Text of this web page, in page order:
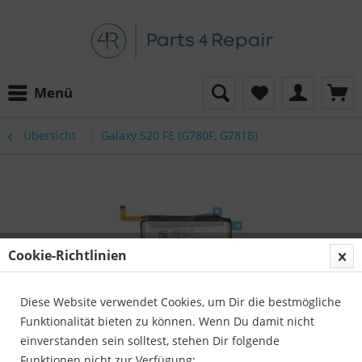
Menü
Übersicht Galaxy S20 FE (G780F, G781B)
Cookie-Richtlinien
Diese Website verwendet Cookies, um Dir die bestmögliche
Funktionalität bieten zu können. Wenn Du damit nicht
einverstanden sein solltest, stehen Dir folgende